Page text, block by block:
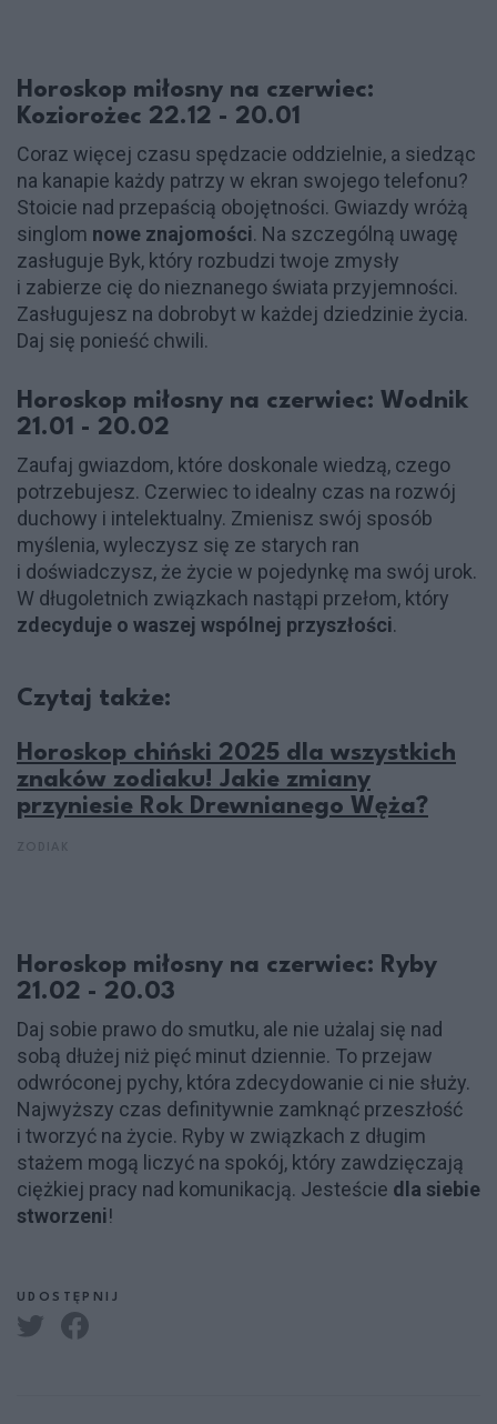
Horoskop miłosny na czerwiec:
Koziorożec 22.12 - 20.01
Coraz więcej czasu spędzacie oddzielnie, a siedząc
na kanapie każdy patrzy w ekran swojego telefonu?
Stoicie nad przepaścią obojętności. Gwiazdy wróżą
singlom nowe znajomości. Na szczególną uwagę
zasługuje Byk, który rozbudzi twoje zmysły
i zabierze cię do nieznanego świata przyjemności.
Zasługujesz na dobrobyt w każdej dziedzinie życia.
Daj się ponieść chwili.
Horoskop miłosny na czerwiec: Wodnik
21.01 - 20.02
Zaufaj gwiazdom, które doskonale wiedzą, czego
potrzebujesz. Czerwiec to idealny czas na rozwój
duchowy i intelektualny. Zmienisz swój sposób
myślenia, wyleczysz się ze starych ran
i doświadczysz, że życie w pojedynkę ma swój urok.
W długoletnich związkach nastąpi przełom, który
zdecyduje o waszej wspólnej przyszłości.
Czytaj także:
Horoskop chiński 2025 dla wszystkich
znaków zodiaku! Jakie zmiany
przyniesie Rok Drewnianego Węża?
Horoskop miłosny na czerwiec: Ryby
21.02 - 20.03
Daj sobie prawo do smutku, ale nie użalaj się nad
sobą dłużej niż pięć minut dziennie. To przejaw
odwróconej pychy, która zdecydowanie ci nie służy.
Najwyższy czas definitywnie zamknąć przeszłość
i tworzyć na życie. Ryby w związkach z długim
stażem mogą liczyć na spokój, który zawdzięczają
ciężkiej pracy nad komunikacją. Jesteście dla siebie
stworzeni!
UDOSTĘPNIJ